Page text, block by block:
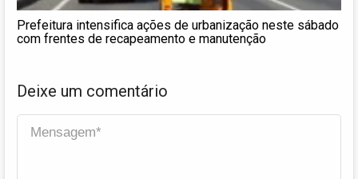
Prefeitura intensifica ações de urbanização neste sábado
com frentes de recapeamento e manutenção
Deixe um comentário